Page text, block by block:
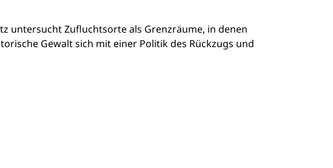
untersucht Zufluchtsorte als Grenzräume, in denen
Gewalt sich mit einer Politik des Rückzugs und